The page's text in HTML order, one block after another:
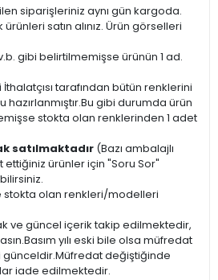
siparişleriniz aynı gün kargoda.
satın alınız. Ürün görselleri
gibi belirtilmemişse ürünün 1 ad.
tarafından bütün renklerini
gibi durumda ürün
stokta olan renklerinden 1 adet
satılmaktadır (Bazı ambalajlı
ürünler için "Soru Sor"
stokta olan renkleri/modelleri
ve güncel içerik takip edilmektedir,
yılı eski bile olsa müfredat
değiştiğinde
iade edilmektedir.